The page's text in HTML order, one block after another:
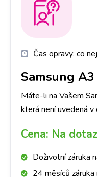
Čas opravy: co
Samsung A3
Máte-li na Vašem
která není uvedená v
Cena: Na dotaz
Doživotní záruka
24 měsíců záruka